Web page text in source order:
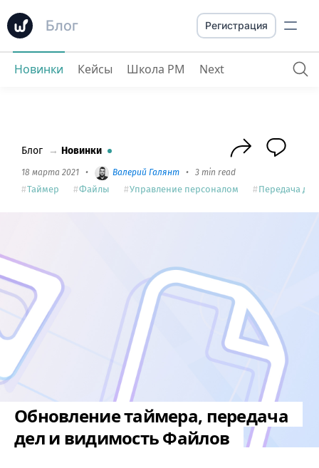
Блог
Обновление таймера, передача дел и видимость Файлов
Регистрация
Новинки Кейсы Школа PM Next
Блог → Новинки
18 марта 2021 • Валерий Галянт • 3 min read
Таймер Файлы Управление персоналом Передача дел
Обновление таймера, передача
дел и видимость Файлов